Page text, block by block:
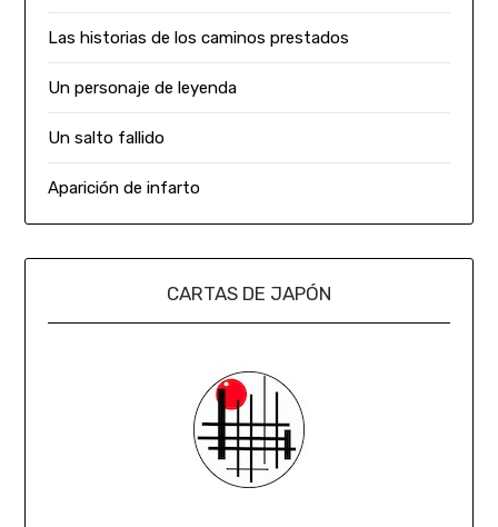
Las historias de los caminos prestados
Un personaje de leyenda
Un salto fallido
Aparición de infarto
CARTAS DE JAPÓN